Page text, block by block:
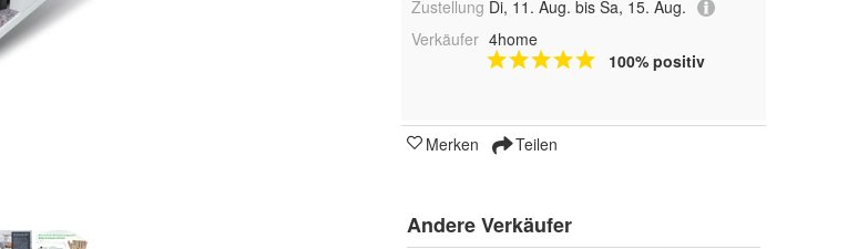
Zustellung Di, 11. Aug. bis Sa, 15. Aug.
Verkäufer 4home
100% positiv
Merken Teilen
Andere Verkäufer